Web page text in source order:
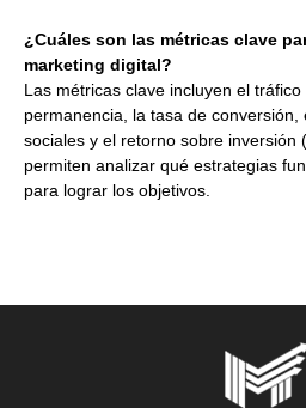
¿Cuáles son las métricas clave
marketing digital?
Las métricas clave incluyen el
permanencia, la tasa de
sociales y el retorno sobre inversión
permiten analizar qué estrategias
para lograr los objetivos.